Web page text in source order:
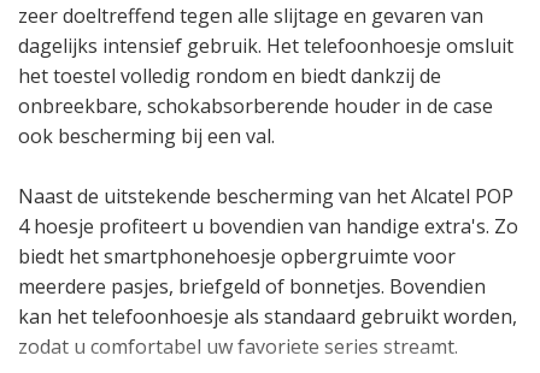
zeer doeltreffend tegen alle slijtage en gevaren van
dagelijks intensief gebruik. Het telefoonhoesje omsluit
het toestel volledig rondom en biedt dankzij de
onbreekbare, schokabsorberende houder in de case
ook bescherming bij een val.
Naast de uitstekende bescherming van het Alcatel POP
4 hoesje profiteert u bovendien van handige extra's. Zo
biedt het smartphonehoesje opbergruimte voor
meerdere pasjes, briefgeld of bonnetjes. Bovendien
kan het telefoonhoesje als standaard gebruikt worden,
zodat u comfortabel uw favoriete series streamt.